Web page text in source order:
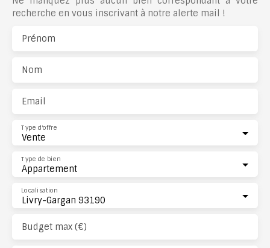
recherche en vous inscrivant à notre alerte mail !
Prénom
Nom
Email
Vente
Type d'offre
Appartement
Type de bien
Livry-Gargan 93190
Localisation
Budget max (€)